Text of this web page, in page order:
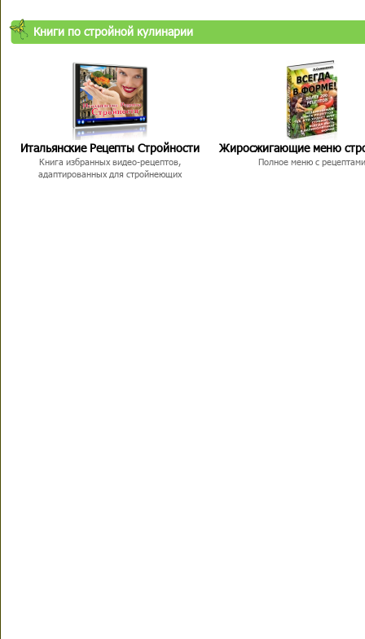
Книги по стройной кулинарии
Итальянские Рецепты Стройности
Книга избранных видео-рецептов,
адаптированных для стройнеющих
Жиросжигающие меню
Полное меню с рецептами